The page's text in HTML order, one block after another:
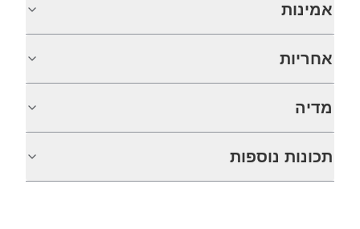
אמינות
אחריות
מדיה
תכונות נוספות